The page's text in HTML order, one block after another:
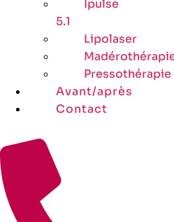
Ipulse
5.1
Lipolaser
Pressothérapie
Avant/après
Contact